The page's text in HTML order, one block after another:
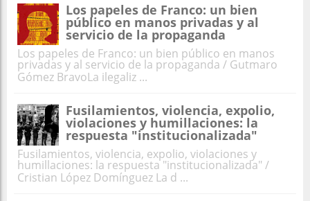
Los papeles de Franco: un bien
público en manos privadas y al
servicio de la propaganda
Los papeles de Franco: un bien público en manos
privadas y al servicio de la propaganda / Gutmaro
Gómez BravoLa ilegaliz ...
Fusilamientos, violencia, expolio,
violaciones y humillaciones: la
respuesta "institucionalizada"
Fusilamientos, violencia, expolio, violaciones y
humillaciones: la respuesta "institucionalizada" /
Cristian López Domínguez La d ...